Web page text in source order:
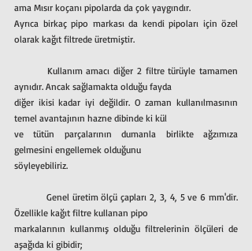
ama Mısır koçanı pipolarda da çok yaygındır.
Ayrıca birkaç pipo markası da kendi pipoları için özel
olarak kağıt filtrede üretmiştir.
aynıdır. Ancak sağlamakta olduğu fayda
diğer ikisi kadar iyi değildir. O zaman kullanılmasının
temel avantajının hazne dibinde ki kül
ve tütün parçalarının dumanla birlikte ağzımıza
gelmesini engellemek olduğunu
söyleyebiliriz.
Özellikle kağıt filtre kullanan pipo
markalarının kullanmış olduğu filtrelerinin ölçüleri de
aşağıda ki gibidir;